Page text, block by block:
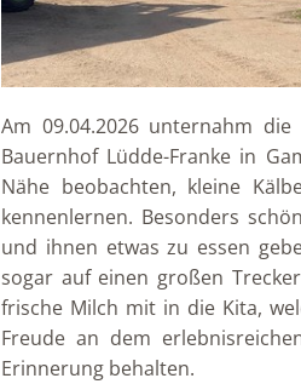
Am 09.04.2026 unternahm
Bauernhof Lüdde-Franke in
Nähe beobachten, kleine
kennenlernen. Besonders
und ihnen etwas zu essen
sogar auf einen großen
frische Milch mit in die Kita,
Freude an dem
Erinnerung behalten.